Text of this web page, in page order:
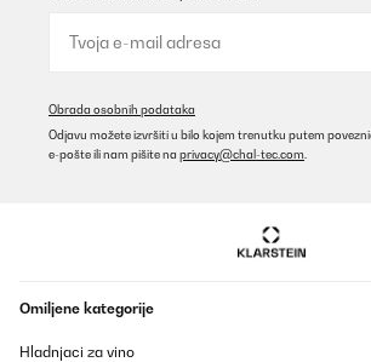
Obrada osobnih podataka
Odjavu možete izvršiti u bilo kojem trenutku putem
e-pošte ili nam pišite na privacy@chal-tec.com
Omiljene kategorije
Hladnjaci za vino